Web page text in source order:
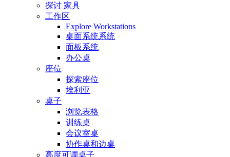
探讨 家具
工作区
Explore Workstations
桌面系统系统
面板系统
办公桌
座位
探索座位
埃利亚
桌子
浏览表格
训练桌
会议室桌
协作桌和边桌
高度可调桌子